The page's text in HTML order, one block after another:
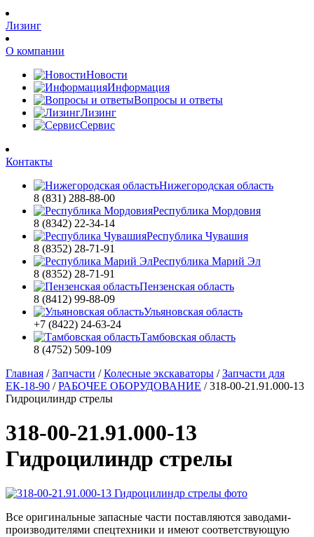
Лизинг
О компании
Новости
Информация
Вопросы и ответы
Лизинг
Сервис
Контакты
Нижегородская область
8 (831) 288-88-00
Республика Мордовия
8 (8342) 22-34-14
Республика Чувашия
8 (8352) 28-71-91
Республика Марий Эл
8 (8352) 28-71-91
Пензенская область
8 (8412) 99-88-09
Ульяновская область
+7 (8422) 24-63-24
Тамбовская область
8 (4752) 509-109
Главная /Запчасти /Колесные экскаваторы /Запчасти для
ЕК-18-90 /РАБОЧЕЕ ОБОРУДОВАНИЕ /318-00-21.91.000-13
Гидроцилиндр стрелы
318-00-21.91.000-13
Гидроцилиндр стрелы
Все оригинальные запасные части поставляются заводами-
производителями спецтехники и имеют соответствующую